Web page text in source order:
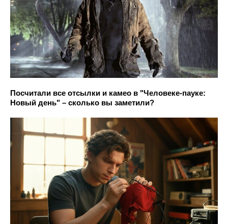
Посчитали все отсылки и камео в "Человеке-пауке:
Новый день" – сколько вы заметили?